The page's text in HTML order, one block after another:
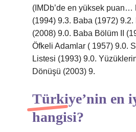
(IMDb’de en yüksek puan…
(1994) 9.3. Baba (1972)
(2008) 9.0. Baba Bölüm II
Öfkeli Adamlar ( 1957) 9.0.
Listesi (1993) 9.0.
Dönüşü (2003) 9.
Türkiye’nin en
hangisi?